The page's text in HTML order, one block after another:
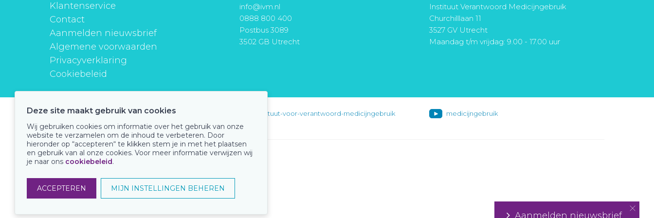
Klantenservice
Contact
Aanmelden nieuwsbrief
Algemene voorwaarden
Privacyverklaring
Cookiebeleid
info@ivm.nl
0888 800 400
Postbus 3089
3502 GB Utrecht
Instituut Verantwoord Medicijngebruik
Churchilllaan 11
3527 GV Utrecht
Maandag t/m vrijdag: 9.00 - 17.00 uur
instituutverantwoordmedicijngebruik instituut-voor-verantwoord-medicijngebruik medicijngebruik
Onze keurmerken
Aanmelden nieuwsbrief
Deze site maakt gebruik van cookies
Wij gebruiken cookies om informatie over het gebruik van onze
website te verzamelen om de inhoud te verbeteren. Door
hieronder op “accepteren“ te klikken stem je in met het plaatsen
en gebruik van al onze cookies. Voor meer informatie verwijzen wij
je naar ons cookiebeleid.
ACCEPTEREN MIJN INSTELLINGEN BEHEREN